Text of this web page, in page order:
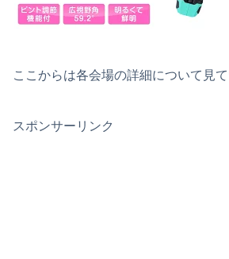
ここからは各会場の詳細について見て
スポンサーリンク